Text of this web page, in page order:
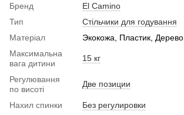
Бренд
El Camino
Тип
Стільчики для годування
Матеріал
Экокожа, Пластик, Дерево
Максимальна
вага дитини
15 кг
Регулювання
по висоті
Две позиции
Нахил спинки
Без регулировки